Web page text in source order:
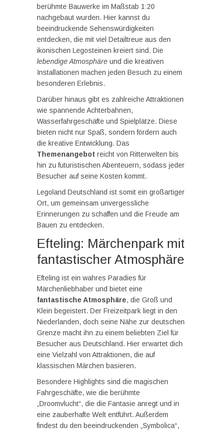
berühmte Bauwerke im Maßstab 1:20
nachgebaut wurden. Hier kannst du
beeindruckende Sehenswürdigkeiten
entdecken, die mit viel Detailtreue aus den
ikonischen Legosteinen kreiert sind. Die
lebendige Atmosphäre und die kreativen
Installationen machen jeden Besuch zu einem
besonderen Erlebnis.
Darüber hinaus gibt es zahlreiche Attraktionen
wie spannende Achterbahnen,
Wasserfahrgeschäfte und Spielplätze. Diese
bieten nicht nur Spaß, sondern fördern auch
die kreative Entwicklung. Das
Themenangebot reicht von Ritterwelten bis
hin zu futuristischen Abenteuern, sodass jeder
Besucher auf seine Kosten kommt.
Legoland Deutschland ist somit ein großartiger
Ort, um gemeinsam unvergessliche
Erinnerungen zu schaffen und die Freude am
Bauen zu entdecken.
Efteling: Märchenpark mit
fantastischer Atmosphäre
Efteling ist ein wahres Paradies für
Märchenliebhaber und bietet eine
fantastische Atmosphäre, die Groß und
Klein begeistert. Der Freizeitpark liegt in den
Niederlanden, doch seine Nähe zur deutschen
Grenze macht ihn zu einem beliebten Ziel für
Besucher aus Deutschland. Hier erwartet dich
eine Vielzahl von Attraktionen, die auf
klassischen Märchen basieren.
Besondere Highlights sind die magischen
Fahrgeschäfte, wie die berühmte
„Droomvlucht“, die die Fantasie anregt und in
eine zauberhafte Welt entführt. Außerdem
findest du den beeindruckenden „Symbolica“,